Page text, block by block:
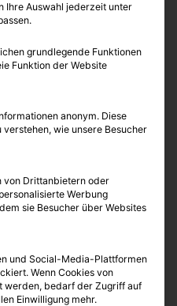
Ihre Auswahl jederzeit unter
Gruppen, für die eine
grundlegende Funktionen
Funktion der Website
anonym. Diese
wie unsere Besucher
von Drittanbietern oder
Werbung
sie Besucher über Websites
und Social-Media-Plattformen
Wenn Cookies von
werden, bedarf der Zugriff auf
Einwilligung mehr.